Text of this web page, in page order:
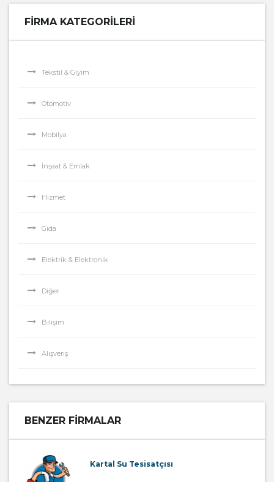
FIRMA KATEGORILERI
Tekstil & Giyim
Otomotiv
Mobilya
İnşaat & Emlak
Hizmet
Gıda
Elektrik & Elektronik
Diğer
Bilişim
Alışveriş
BENZER FIRMALAR
Kartal Su Tesisatçısı